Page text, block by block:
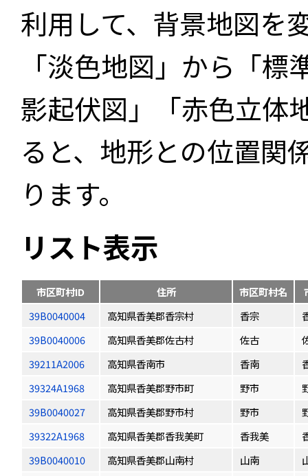
利用して、背景地図を
「淡色地図」から「
影起伏図」「赤色立体
ると、地形との位置関
ります。
リスト表示
市区町村ID 住所 市区町村名
39B0040004
高知県香美郡香宗村 香宗
39B0040006
高知県香美郡佐古村 佐古
39211A2006
高知県香南市 香南
39324A1968
高知県香美郡野市町 野市
39B0040027
高知県香美郡野市村 野市
39322A1968
高知県香美郡香我美町 香我美
39B0040010
高知県香美郡山南村 山南